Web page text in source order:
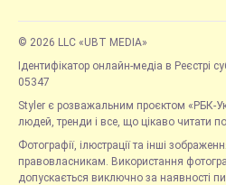
© 2026 LLC «UBT MEDIA»
Ідентифікатор онлайн-медіа в Реєстрі
05347
Styler є розважальним проєктом «РБК-
людей, тренди і все, що цікаво читати
Фотографії, ілюстрації та інші
правовласникам. Використання
допускається виключно за наявності